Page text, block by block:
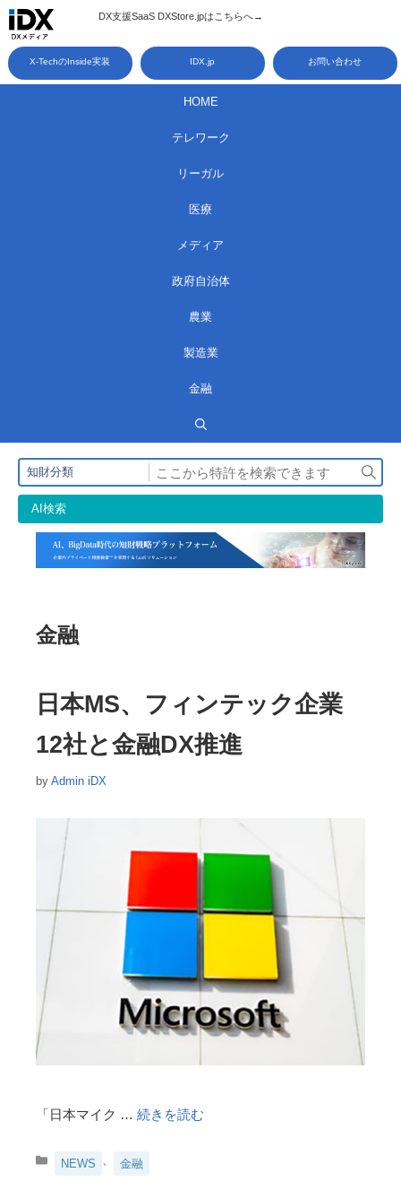
コ
ン
テ
DX支援SaaS DXStore.jpはこちらへ→​
X-TechのInside実装 IDX.jp お問い合わせ
HOME
テレワーク
リーガル
医療
メディア
政府自治体
農業
製造業
金融
知財分類
検
索
AI検索
金融
日本MS、フィンテック企業
12社と金融DX推進
by Admin iDX
「日本マイク … 続きを読む
カNEWS 、 金融